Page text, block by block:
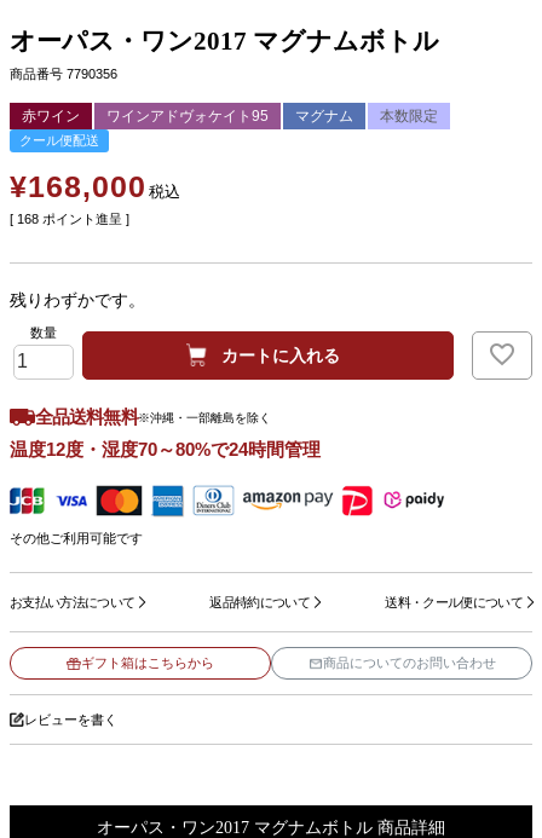
オーパス・ワン2017 マグナムボトル
商品番号 7790356
赤ワイン ワインアドヴォケイト95 マグナム 本数限定
クール便配送
¥168,000 税込
[ 168 ポイント進呈 ]
残りわずかです。
カートに入れる
全品送料無料※沖縄・一部離島を除く
温度12度・湿度70～80%で24時間管理
その他ご利用可能です
お支払い方法について 返品特約について 送料・クール便について
ギフト箱はこちらから 商品についてのお問い合わせ
レビューを書く
オーパス・ワン2017 マグナムボトル 商品詳細